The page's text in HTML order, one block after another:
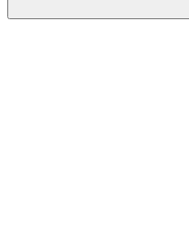
Buscar